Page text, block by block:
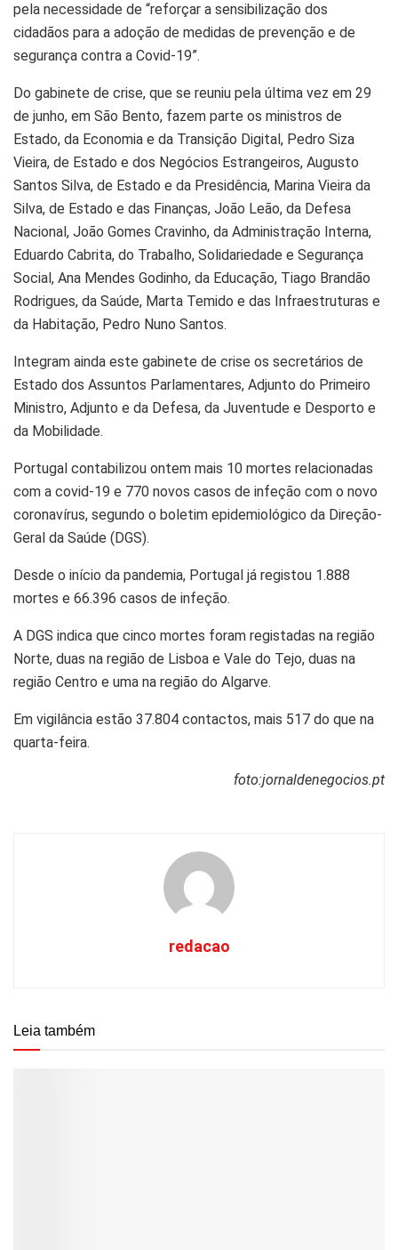
pela necessidade de “reforçar a sensibilização dos
cidadãos para a adoção de medidas de prevenção e de
segurança contra a Covid-19”.
Do gabinete de crise, que se reuniu pela última vez em 29
de junho, em São Bento, fazem parte os ministros de
Estado, da Economia e da Transição Digital, Pedro Siza
Vieira, de Estado e dos Negócios Estrangeiros, Augusto
Santos Silva, de Estado e da Presidência, Marina Vieira da
Silva, de Estado e das Finanças, João Leão, da Defesa
Nacional, João Gomes Cravinho, da Administração Interna,
Eduardo Cabrita, do Trabalho, Solidariedade e Segurança
Social, Ana Mendes Godinho, da Educação, Tiago Brandão
Rodrigues, da Saúde, Marta Temido e das Infraestruturas e
da Habitação, Pedro Nuno Santos.
Integram ainda este gabinete de crise os secretários de
Estado dos Assuntos Parlamentares, Adjunto do Primeiro
Ministro, Adjunto e da Defesa, da Juventude e Desporto e
da Mobilidade.
Portugal contabilizou ontem mais 10 mortes relacionadas
com a covid-19 e 770 novos casos de infeção com o novo
coronavírus, segundo o boletim epidemiológico da Direção-
Geral da Saúde (DGS).
Desde o início da pandemia, Portugal já registou 1.888
mortes e 66.396 casos de infeção.
A DGS indica que cinco mortes foram registadas na região
Norte, duas na região de Lisboa e Vale do Tejo, duas na
região Centro e uma na região do Algarve.
Em vigilância estão 37.804 contactos, mais 517 do que na
quarta-feira.
foto:jornaldenegocios.pt
redacao
Leia também